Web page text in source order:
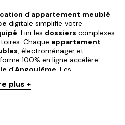
d'appartement meublé
digitale simplifie votre
. Fini les dossiers complexes
Chaque appartement
, électroménager et
100% en ligne accélère
d'Angoulême . Les
à leurs missions
plus +